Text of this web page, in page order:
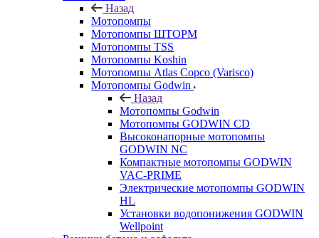
Назад
Мотопомпы
Мотопомпы ШТОРМ
Мотопомпы TSS
Мотопомпы Koshin
Мотопомпы Atlas Copco (Varisco)
Мотопомпы Godwin
Назад
Мотопомпы Godwin
Мотопомпы GODWIN CD
Высоконапорные мотопомпы
GODWIN NC
Компактные мотопомпы GODWIN
VAC-PRIME
Электрические мотопомпы GODWIN
HL
Установки водопонижения GODWIN
Wellpoint